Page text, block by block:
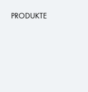
PRODUKTE